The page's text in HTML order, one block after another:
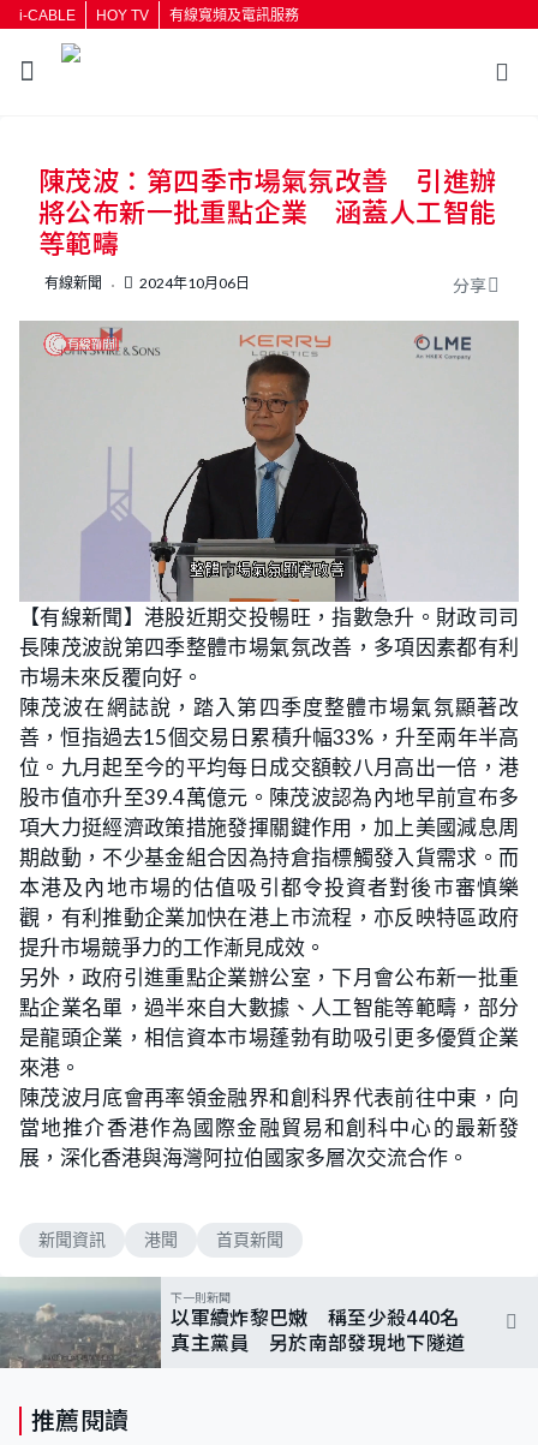
i-CABLE HOY TV 有線寬頻及電訊服務
按輸入鍵開始搜尋
陳茂波：第四季市場氣氛改善 引進辦
將公布新一批重點企業 涵蓋人工智能
等範疇
有線新聞 2024年10月06日 分享
n
m
t
e
o
a
d
e
d
4
.
2
6
%
【有線新聞】港股近期交投暢旺，指數急升。財政司司
長陳茂波說第四季整體市場氣氛改善，多項因素都有利
市場未來反覆向好。
陳茂波在網誌說，踏入第四季度整體市場氣氛顯著改
善，恒指過去15個交易日累積升幅33%，升至兩年半高
位。九月起至今的平均每日成交額較八月高出一倍，港
股市值亦升至39.4萬億元。陳茂波認為內地早前宣布多
項大力挺經濟政策措施發揮關鍵作用，加上美國減息周
期啟動，不少基金組合因為持倉指標觸發入貨需求。而
本港及內地市場的估值吸引都令投資者對後市審慎樂
觀，有利推動企業加快在港上市流程，亦反映特區政府
提升市場競爭力的工作漸見成效。
另外，政府引進重點企業辦公室，下月會公布新一批重
點企業名單，過半來自大數據、人工智能等範疇，部分
是龍頭企業，相信資本市場蓬勃有助吸引更多優質企業
來港。
陳茂波月底會再率領金融界和創科界代表前往中東，向
當地推介香港作為國際金融貿易和創科中心的最新發
展，深化香港與海灣阿拉伯國家多層次交流合作。
新聞資訊 港聞 首頁新聞
下一則新聞
以軍續炸黎巴嫩 稱至少殺440名
真主黨員 另於南部發現地下隧道
推薦閱讀